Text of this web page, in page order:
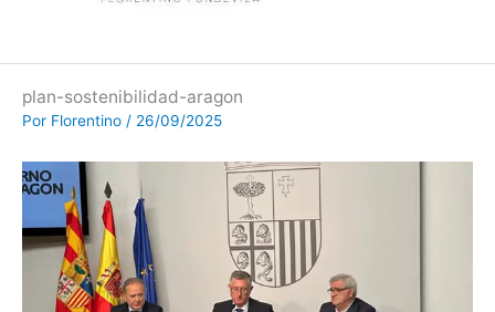
plan-sostenibilidad-aragon
Por Florentino / 26/09/2025